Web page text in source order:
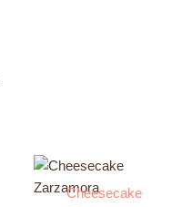
Cheesecake